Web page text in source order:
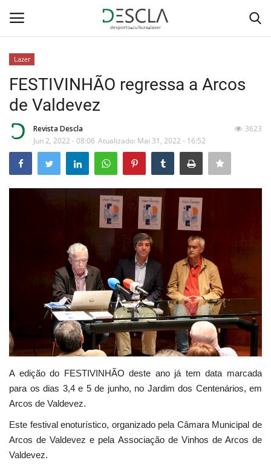
Home
...by Descla
Desporto
Contactos
Estatuto Editorial
Ficha técnica
Cultura
Ambiente
Lazer
FESTIVINHÃO regressa a Arcos
de Valdevez
Revista Descla
Jun 2, 2022 - 08:06 Atualizado: Mai 31, 2022 - 16:52
3623
A edição do FESTIVINHÃO deste ano já tem data marcada
para os dias 3,4 e 5 de junho, no Jardim dos Centenários, em
Arcos de Valdevez.
Este festival enoturístico, organizado pela Câmara Municipal de
Arcos de Valdevez e pela Associação de Vinhos de Arcos de
Valdevez.